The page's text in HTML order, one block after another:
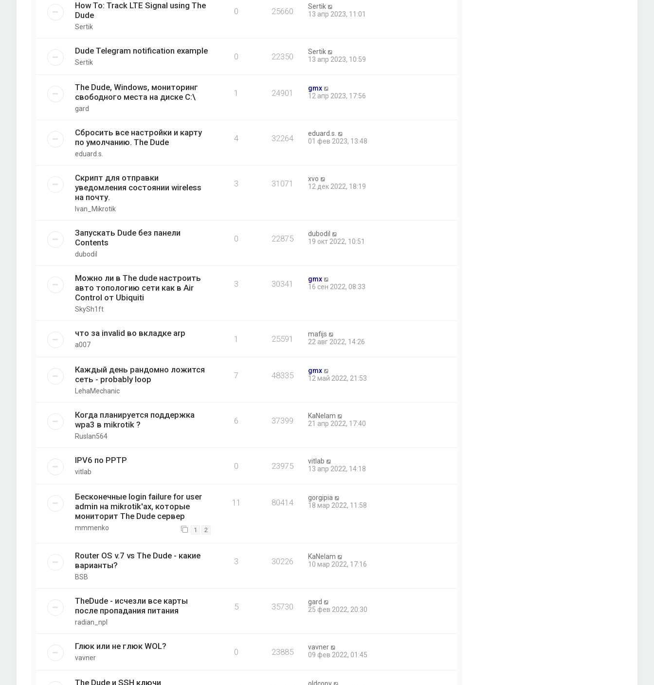
How To: Track LTE Signal using The
Dude
Sertik
0 25660
Sertik
13 апр 2023, 11:01
Dude Telegram notification example
Sertik
0 22350
Sertik
13 апр 2023, 10:59
The Dude, Windows, мониторинг
свободного места на диске C:\
gard
1 24901
gmx
12 апр 2023, 17:56
Сбросить все настройки и карту
по умолчанию. The Dude
eduard.s.
4 32264
eduard.s.
01 фев 2023, 13:48
Скрипт для отправки
уведомления состоянии wireless
на почту.
Ivan_Mikrotik
3 31071
xvo
12 дек 2022, 18:19
Запускать Dude без панели
Contents
dubodil
0 22875
dubodil
19 окт 2022, 10:51
Можно ли в The dude настроить
авто топологию сети как в Air
Control от Ubiquiti
SkySh1ft
3 30341
gmx
16 сен 2022, 08:33
что за invalid во вкладке arp
a007
1 25591
mafijs
22 авг 2022, 14:26
Каждый день рандомно ложится
сеть - probably loop
LehaMechanic
7 48335
gmx
12 май 2022, 21:53
Когда планируется поддержка
wpa3 в mikrotik ?
Ruslan564
6 37399
KaNelam
21 апр 2022, 17:40
IPV6 по PPTP
vitlab
0 23975
vitlab
13 апр 2022, 14:18
Бесконечные login failure for user
admin на mikrotik'ах, которые
мониторит The Dude сервер
mmmenko 1 2
11 80414
gorgipia
18 мар 2022, 11:58
Router OS v.7 vs The Dude - какие
варианты?
BSB
3 30226
KaNelam
10 мар 2022, 17:16
TheDude - исчезли все карты
после пропадания питания
radian_npl
5 35730
gard
25 фев 2022, 20:30
Глюк или не глюк WOL?
vavner
0 23885
vavner
09 фев 2022, 01:45
The Dude и SSH ключи